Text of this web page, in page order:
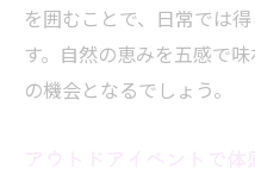
アウトドアショ
報の活用法
を囲むことで、日常では
す。自然の恵みを五感で
の機会となるでしょう。